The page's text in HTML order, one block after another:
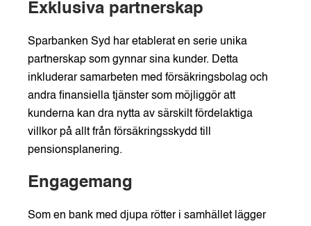
Exklusiva partnerskap
Sparbanken Syd har etablerat en serie unika
partnerskap som gynnar sina kunder. Detta
inkluderar samarbeten med försäkringsbolag och
andra finansiella tjänster som möjliggör att
kunderna kan dra nytta av särskilt fördelaktiga
villkor på allt från försäkringsskydd till
pensionsplanering.
Engagemang
Som en bank med djupa rötter i samhället lägger